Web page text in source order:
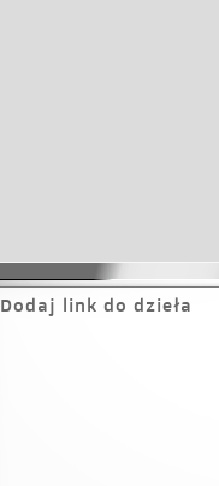
Dodaj link do dzieła